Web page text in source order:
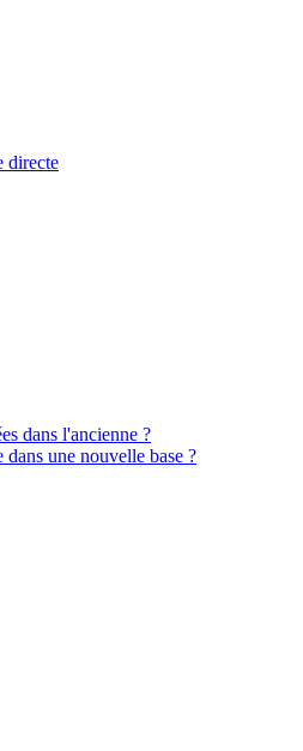
directe
dans l'ancienne ?
une nouvelle base ?